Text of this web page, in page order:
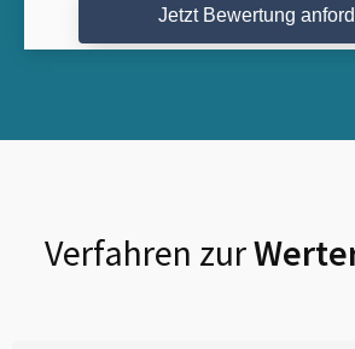
Jetzt Bewertung
Verfahren zur